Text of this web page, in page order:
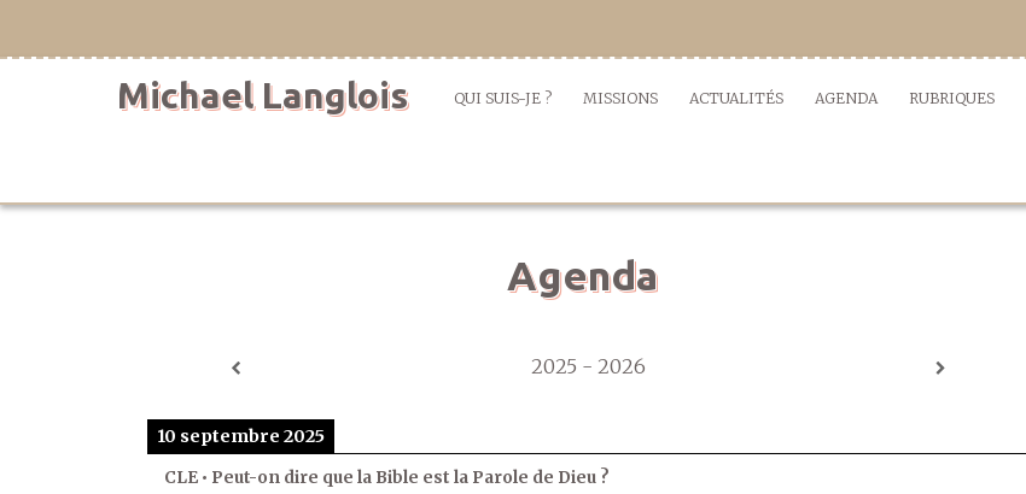
Michael Langlois QUI SUIS-JE ? MISSIONS ACTUALITÉS AGENDA RUBRIQUES
Agenda
2025 - 2026
10 septembre 2025
CLE • Peut-on dire que la Bible est la Parole de Dieu ?